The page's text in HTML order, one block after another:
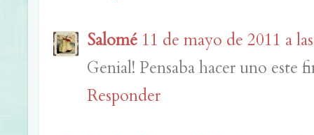
Salomé 11 de mayo de 2011 a
Genial! Pensaba hacer uno este
Responder